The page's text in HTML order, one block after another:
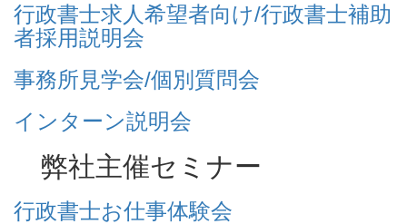
行政書士求人希望者向け/行政書士補助
者採用説明会
事務所見学会/個別質問会
インターン説明会
弊社主催セミナー
行政書士お仕事体験会